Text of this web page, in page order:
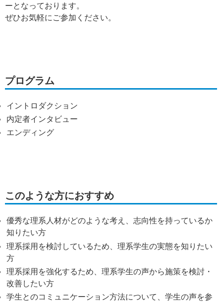
ーとなっております。
ぜひお気軽にご参加ください。
プログラム
イントロダクション
内定者インタビュー
エンディング
このような方におすすめ
優秀な理系人材がどのような考え、志向性を持っているか
知りたい方
理系採用を検討しているため、理系学生の実態を知りたい
方
理系採用を強化するため、理系学生の声から施策を検討・
改善したい方
学生とのコミュニケーション方法について、学生の声を参